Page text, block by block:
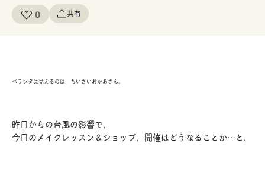
0 共有
ベランダに見えるのは、ちいさいおかあさん。
昨日からの台風の影響で、
今日のメイクレッスン＆ショップ、開催はどうなることか…と、